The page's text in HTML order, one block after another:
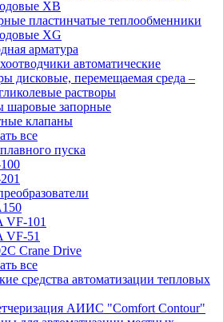
ХВ
пластинчатые теплообменники
ХG
арматура
автоматические
дисковые, перемещаемая среда –
растворы
шаровые запорные
клапаны
все
пуска
VF-101
VF-51
Crane Drive
все
средства автоматизации тепловых
АИИС "Comfort Contour"